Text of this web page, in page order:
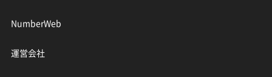
NumberWeb
運営会社